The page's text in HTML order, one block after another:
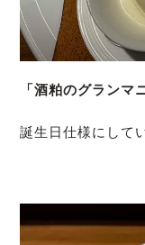
「酒粕のグランマ
誕生日仕様にして